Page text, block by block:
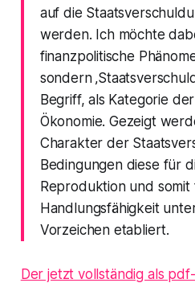
auf die
werden. Ich möchte
finanzpolitische
sondern
Begriff, als Kategorie
Ökonomie. Gezeigt
Charakter der
Bedingungen diese für
Reproduktion und somit
Handlungsfähigkeit
Vorzeichen etabliert.
Der jetzt vollständig als